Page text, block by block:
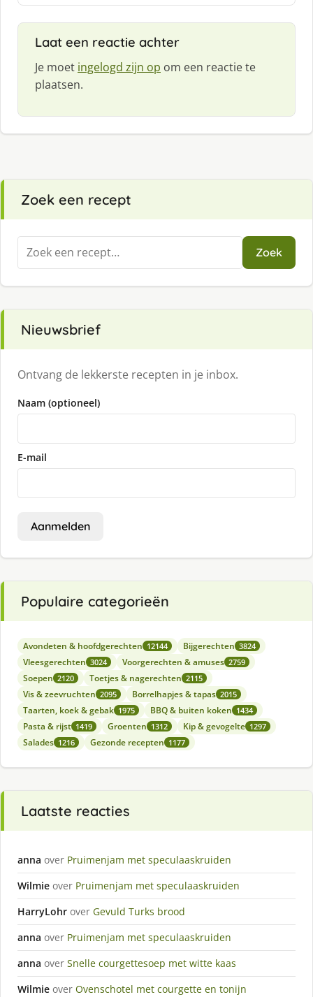
Laat een reactie achter
Je moet ingelogd zijn op om een reactie te
plaatsen.
Zoek een recept
Zoeken
naar:
Zoek
Nieuwsbrief
Ontvang de lekkerste recepten in je inbox.
Naam (optioneel)
E-mail
Aanmelden
Populaire categorieën
Avondeten & hoofdgerechten 12144 Bijgerechten 3824
Vleesgerechten 3024 Voorgerechten & amuses 2759
Soepen 2120 Toetjes & nagerechten 2115
Vis & zeevruchten 2095 Borrelhapjes & tapas 2015
Taarten, koek & gebak 1975 BBQ & buiten koken 1434
Pasta & rijst 1419 Groenten 1312 Kip & gevogelte 1297
Salades 1216 Gezonde recepten 1177
Laatste reacties
anna over Pruimenjam met speculaaskruiden
Wilmie over Pruimenjam met speculaaskruiden
HarryLohr over Gevuld Turks brood
anna over Pruimenjam met speculaaskruiden
anna over Snelle courgettesoep met witte kaas
Wilmie over Ovenschotel met courgette en tonijn